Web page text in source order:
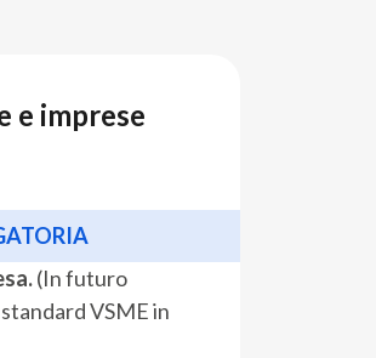
e imprese
(In futuro
VSME in